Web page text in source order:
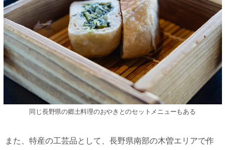
同じ⻑野県の郷⼟料理のおやきとのセットメニューもある
また、特産の⼯芸品として、⻑野県南部の⽊曽エリアで作